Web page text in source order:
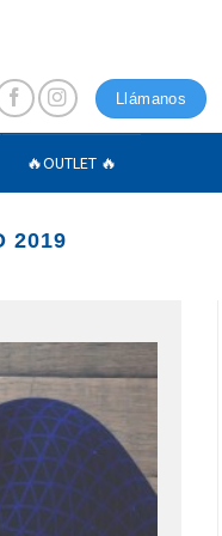
Llámanos
🔥OUTLET 🔥
2019